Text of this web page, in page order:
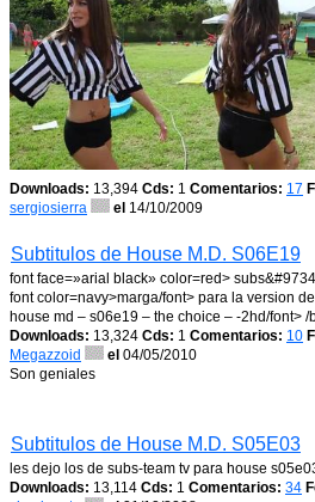
Downloads: 13,394 Cds: 1 Comentarios: 17
sergiosierra
el 14/10/2009
Subtitulos de House M.D. S06E19
font face=»arial black» color=red>
font color=navy>marga/font> para la version
house md – s06e19 – the choice – -2hd/font> /
Downloads: 13,324 Cds: 1 Comentarios: 10
Megazzoid
el 04/05/2010
Son geniales
Subtitulos de House M.D. S05E03
les dejo los de subs-team tv para house
Downloads: 13,114 Cds: 1 Comentarios: 34